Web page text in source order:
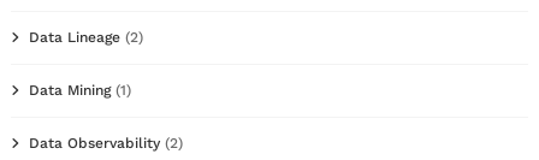
Data Lineage (2)
Data Mining(1)
Data Observability (2)